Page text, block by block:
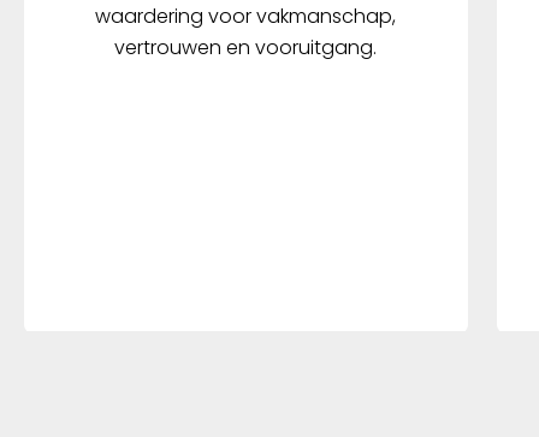
waardering voor vakmanschap,
vertrouwen en vooruitgang.